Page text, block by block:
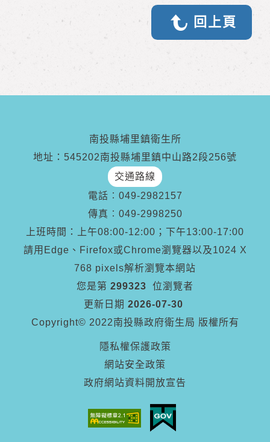
回上頁
南投縣埔里鎮衛生所
地址：545202南投縣埔里鎮中山路2段256號
交通路線
電話︰ 049-2982157
傳真︰ 049-2998250
上班時間：上午08:00-12:00；下午13:00-17:00
請用Edge、Firefox或Chrome瀏覽器以及1024 X
768 pixels解析瀏覽本網站
您是第 299323
位瀏覽者
更新日期 2026-07-30
Copyright© 2022南投縣政府衛生局 版權所有
隱私權保護政策
網站安全政策
政府網站資料開放宣告